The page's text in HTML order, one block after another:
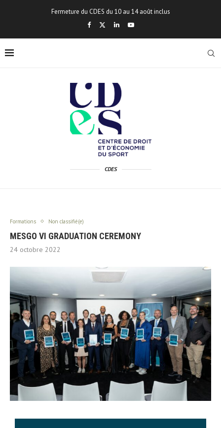
Fermeture du CDES du 10 au 14 août inclus
CDES
Formations Non classifié(e)
MESGO VI GRADUATION CEREMONY
24 octobre 2022